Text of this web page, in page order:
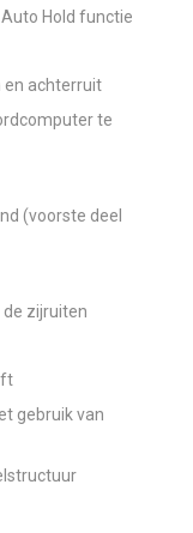
Hold functie
en achterruit
te
(voorste deel
de zijruiten
gebruik van